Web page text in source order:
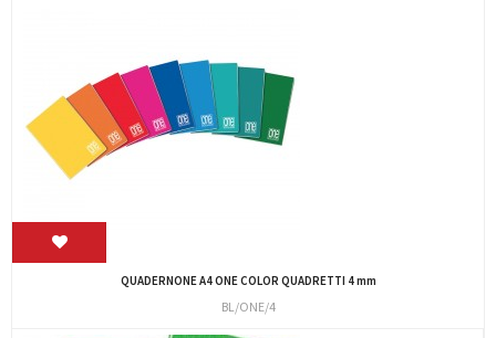
QUADERNONE A4 ONE COLOR QUADRETTI 4 mm
BL/ONE/4